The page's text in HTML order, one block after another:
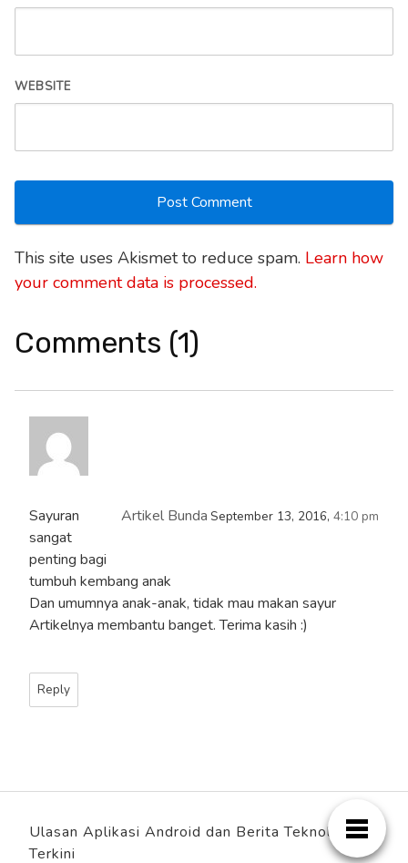
WEBSITE
This site uses Akismet to reduce spam. Learn how
your comment data is processed.
Comments (1)
Artikel Bunda September 13, 2016, 4:10 pm
Sayuran
sangat
penting bagi
tumbuh kembang anak
Dan umumnya anak-anak, tidak mau makan sayur
Artikelnya membantu banget. Terima kasih :)
Reply
Ulasan Aplikasi Android dan Berita Teknologi
Terkini